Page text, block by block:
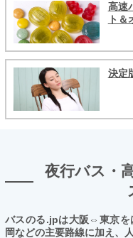
高速
ト＆
決定
夜行バス・
バスのる.jpは大阪⇔東京を
岡などの主要路線に加え、